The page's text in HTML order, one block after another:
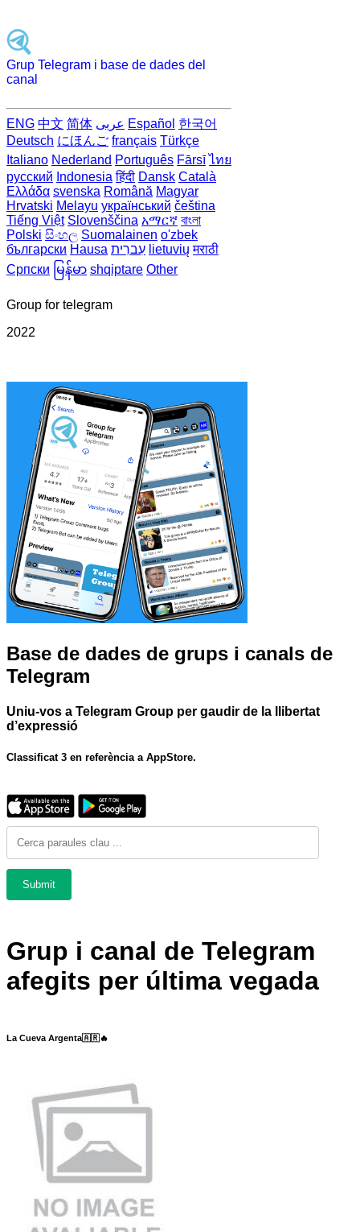
Grup Telegram i base de dades del
canal
ENG 中文 简体 عربى Español 한국어
Deutsch にほんご français Türkçe
Italiano Nederland Português Fārsī‎ ไทย
русский Indonesia हिंदी Dansk‎ Català
Ελλάδα svenska Română Magyar
Hrvatski Melayu український čeština
Tiếng Việt Slovenščina አማርኛ বাংলা
Polski සිංහල Suomalainen o'zbek
български Hausa עִברִית lietuvių मराठी
Српски မြန်မာ shqiptare Other
Group for telegram
2022
Base de dades de grups i canals de
Telegram
Uniu-vos a Telegram Group per gaudir de la llibertat
d’expressió
Classificat 3 en referència a AppStore.
Grup i canal de Telegram
afegits per última vegada
La Cueva Argenta🇦🇷🔥